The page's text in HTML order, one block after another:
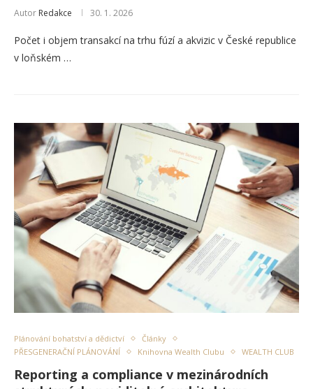
Autor Redakce 30. 1. 2026
Počet i objem transakcí na trhu fúzí a akvizic v České republice
v loňském …
Plánování bohatství a dědictví
Články
PŘESGENERAČNÍ PLÁNOVÁNÍ
Knihovna Wealth Clubu WEALTH CLUB
Reporting a compliance v mezinárodních